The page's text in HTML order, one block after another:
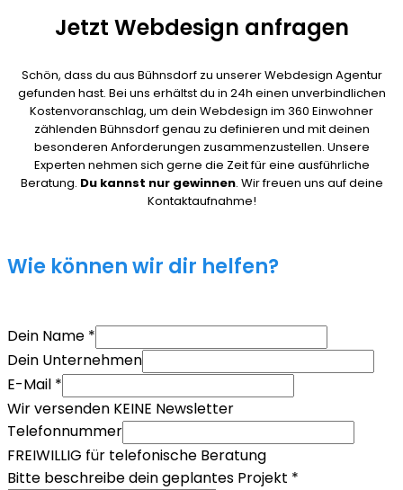
Jetzt Webdesign anfragen
Schön, dass du aus Bühnsdorf zu unserer Webdesign Agentur
gefunden hast. Bei uns erhältst du in 24h einen unverbindlichen
Kostenvoranschlag, um dein Webdesign im 360 Einwohner
zählenden Bühnsdorf genau zu definieren und mit deinen
besonderen Anforderungen zusammenzustellen. Unsere
Experten nehmen sich gerne die Zeit für eine ausführliche
Beratung. Du kannst nur gewinnen. Wir freuen uns auf deine
Kontaktaufnahme!
Wie können wir dir helfen?
Dein Name *
Dein Unternehmen
E-Mail *
Wir versenden KEINE Newsletter
Telefonnummer
FREIWILLIG für telefonische Beratung
Bitte beschreibe dein geplantes Projekt *